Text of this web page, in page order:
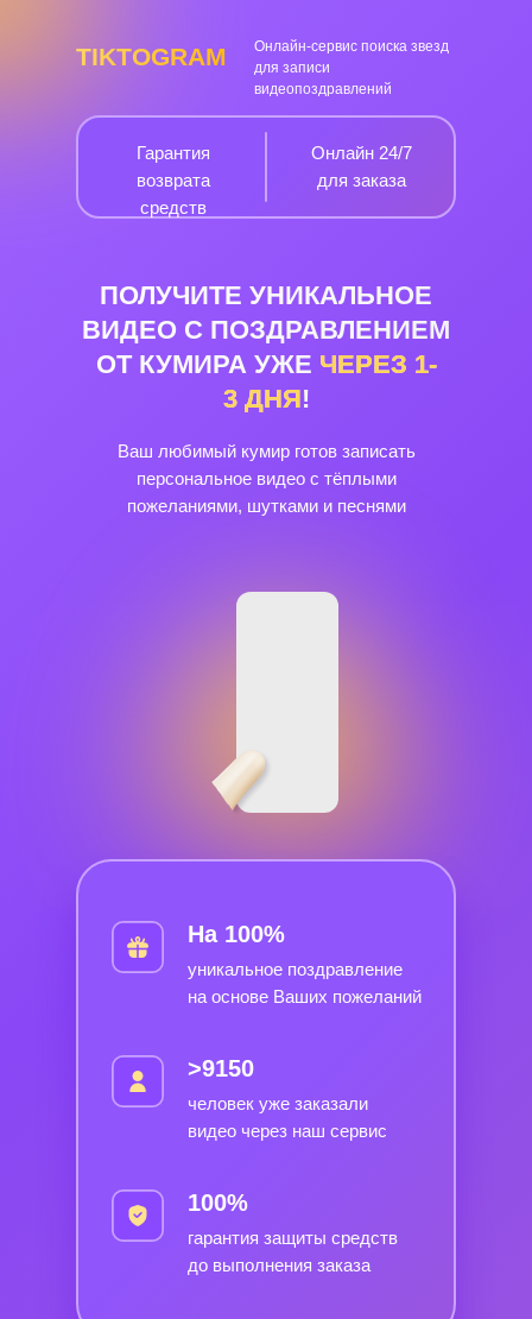
TIKTOGRAM
Ваш любимый кумир готов записать
персональное видео с тёплыми
пожеланиями, шутками и песнями
Онлайн-сервис поиска звезд
для записи
видеопоздравлений
ПОЛУЧИТЕ УНИКАЛЬНОЕ
ВИДЕО С ПОЗДРАВЛЕНИЕМ
ОТ КУМИРА УЖЕ ЧЕРЕЗ 1-
3 ДНЯ!
Онлайн 24/7
для заказа
Гарантия
возврата
средств
уникальное поздравление
на основе Ваших пожеланий
На 100%
человек уже заказали
видео через наш сервис
>9150
гарантия защиты средств
до выполнения заказа
100%